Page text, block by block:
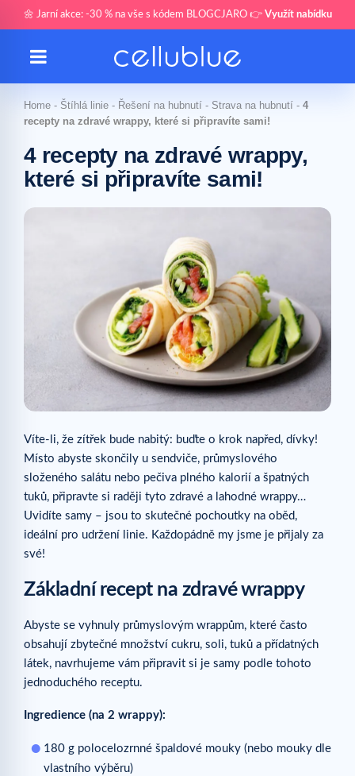
🌼 Jarní akce: -30 % na vše s kódem BLOGCJARO 👉 Využít nabídku
Home - Štíhlá linie - Řešení na hubnutí - Strava na hubnutí - 4
recepty na zdravé wrappy, které si připravíte sami!
4 recepty na zdravé wrappy,
které si připravíte sami!
Víte-li, že zítřek bude nabitý: buďte o krok napřed, dívky!
Místo abyste skončily u sendviče, průmyslového
složeného salátu nebo pečiva plného kalorií a špatných
tuků, připravte si raději tyto zdravé a lahodné wrappy…
Uvidíte samy – jsou to skutečné pochoutky na oběd,
ideální pro udržení linie. Každopádně my jsme je přijaly za
své!
Základní recept na zdravé wrappy
Abyste se vyhnuly průmyslovým wrappům, které často
obsahují zbytečné množství cukru, soli, tuků a přídatných
látek, navrhujeme vám připravit si je samy podle tohoto
jednoduchého receptu.
Ingredience (na 2 wrappy):
180 g polocelozrnné špaldové mouky (nebo mouky dle
vlastního výběru)